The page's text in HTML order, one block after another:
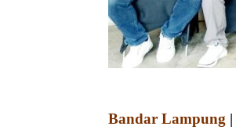
Bandar Lampung |